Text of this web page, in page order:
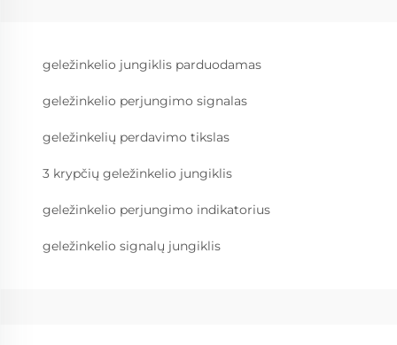
geležinkelio jungiklis parduodamas
geležinkelio perjungimo signalas
geležinkelių perdavimo tikslas
3 krypčių geležinkelio jungiklis
geležinkelio perjungimo indikatorius
geležinkelio signalų jungiklis